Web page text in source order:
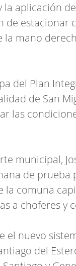
la aplicación
estacionar
la mano
del Plan
de San
las
municipal,
de prueba
la comuna
a choferes y
nuevo
del